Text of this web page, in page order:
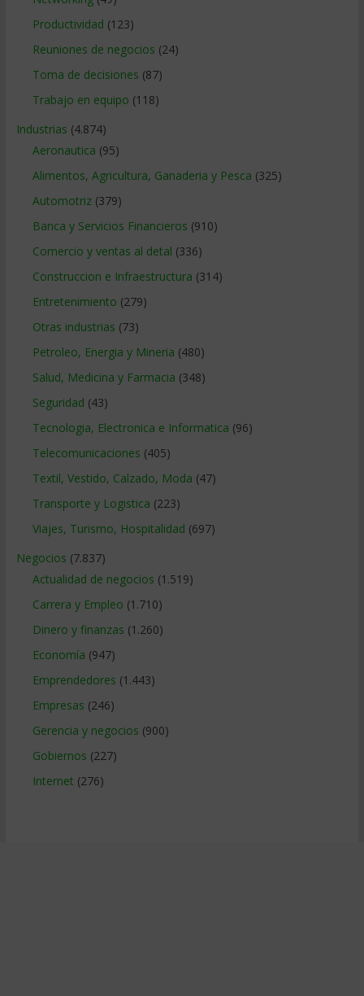
Productividad (123)
Reuniones de negocios (24)
Toma de decisiones (87)
Trabajo en equipo (118)
Industrias (4.874)
Aeronautica (95)
Alimentos, Agricultura, Ganaderia y Pesca (325)
Automotriz(379)
Banca y Servicios Financieros (910)
Comercio y ventas al detal (336)
Construccion e Infraestructura (314)
Entretenimiento (279)
Otras industrias (73)
Petroleo, Energia y Mineria (480)
Salud, Medicina y Farmacia (348)
Seguridad (43)
Tecnologia, Electronica e Informatica (96)
Telecomunicaciones (405)
Textil, Vestido, Calzado, Moda (47)
Transporte y Logistica (223)
Viajes, Turismo, Hospitalidad (697)
Negocios (7.837)
Actualidad de negocios (1.519)
Carrera y Empleo (1.710)
Dinero y finanzas (1.260)
Economía (947)
Emprendedores (1.443)
Empresas (246)
Gerencia y negocios (900)
Gobiernos (227)
Internet (276)